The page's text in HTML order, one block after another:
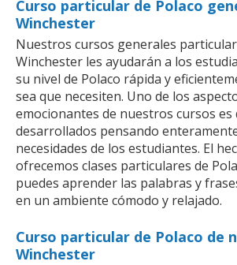
Curso particular de Polaco
Winchester
Nuestros cursos generales
Winchester les ayudarán a los
su nivel de Polaco rápida y
sea que necesiten. Uno de los
emocionantes de nuestros cursos es
desarrollados pensando
necesidades de los estudiantes. El
ofrecemos clases particulares de
puedes aprender las palabras y
en un ambiente cómodo y relajado.
Curso particular de Polaco de
Winchester